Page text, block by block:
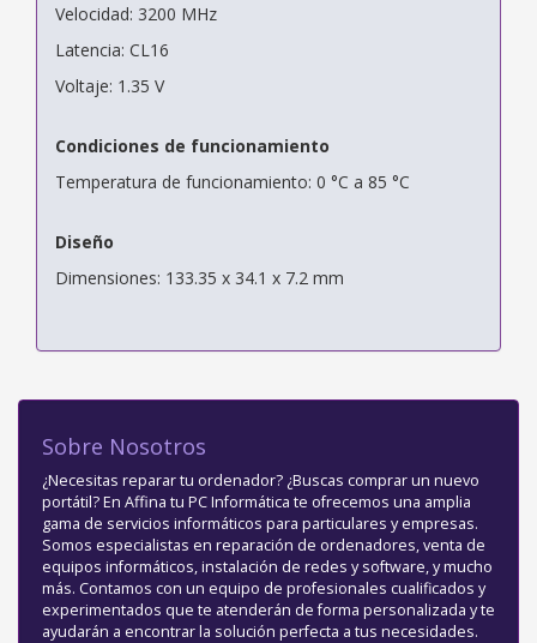
Velocidad: 3200 MHz
Latencia: CL16
Voltaje: 1.35 V
Condiciones de funcionamiento
Temperatura de funcionamiento: 0 °C a 85 °C
Diseño
Dimensiones: 133.35 x 34.1 x 7.2 mm
Sobre Nosotros
¿Necesitas reparar tu ordenador? ¿Buscas comprar un nuevo
portátil? En Affina tu PC Informática te ofrecemos una amplia
gama de servicios informáticos para particulares y empresas.
Somos especialistas en reparación de ordenadores, venta de
equipos informáticos, instalación de redes y software, y mucho
más. Contamos con un equipo de profesionales cualificados y
experimentados que te atenderán de forma personalizada y te
ayudarán a encontrar la solución perfecta a tus necesidades.